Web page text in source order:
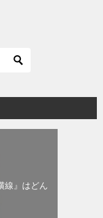
線』はどん